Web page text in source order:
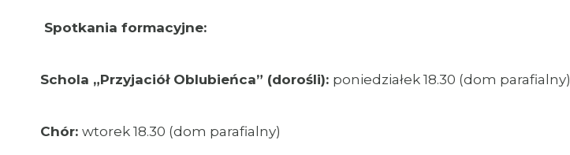
Spotkania formacyjne:
Schola „Przyjaciół Oblubieńca” (dorośli): poniedziałek 18.30 (dom parafialny)
Chór: wtorek 18.30 (dom parafialny)